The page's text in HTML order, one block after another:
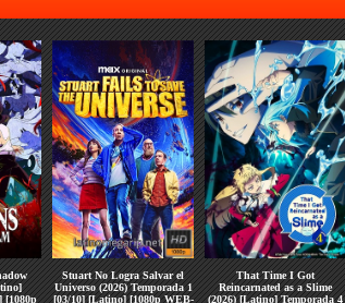
[1080p
Stuart No Logra Salvar el
Universo (2026) Temporada 1
[03/10] [Latino] [1080p WEB-
That Time I Got
Reincarnated as a Slime
(2026) [Latino] Temporada 4